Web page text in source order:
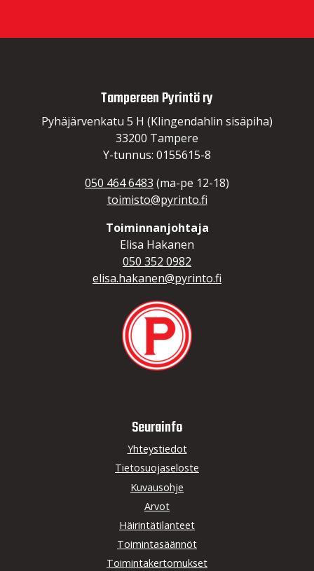
Tampereen Pyrintö ry
Pyhäjärvenkatu 5 H (Klingendahlin sisäpiha)
33200 Tampere
Y-tunnus: 0155615-8
050 464 6483 (ma-pe 12-18)
toimisto@pyrinto.fi
Toiminnanjohtaja
Elisa Hakanen
050 352 0982
elisa.hakanen@pyrinto.fi
Seurainfo
Yhteystiedot
Tietosuojaseloste
Kuvausohje
Arvot
Häirintätilanteet
Toimintasäännöt
Toimintakertomukset